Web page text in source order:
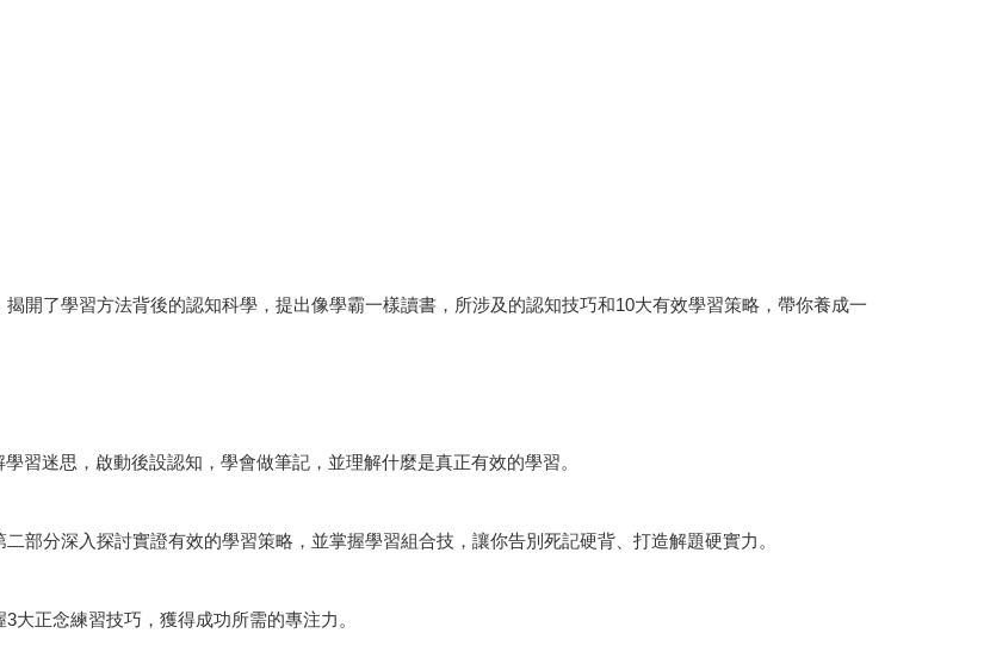
開了學習方法背後的認知科學，提出像學霸一樣讀書，所涉及的認知技巧和10大有效學習策略，帶你養成一
習迷思，啟動後設認知，學會做筆記，並理解什麼是真正有效的學習。
部分深入探討實證有效的學習策略，並掌握學習組合技，讓你告別死記硬背、打造解題硬實力。
正念練習技巧，獲得成功所需的專注力。